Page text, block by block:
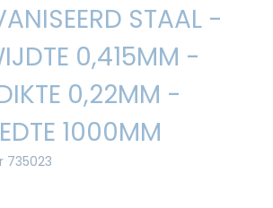
STAAL -
0,415MM -
0,22MM -
1000MM
735023